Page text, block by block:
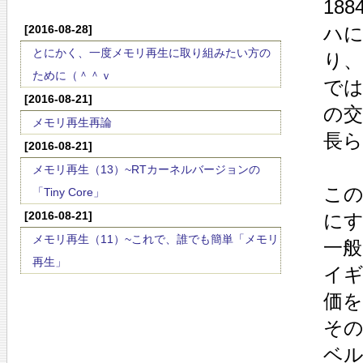
[2016-08-28]
とにかく、一度メモリ再生に取り組みたい方の
ために（＾＾ｖ
[2016-08-21]
メモリ再生再論
[2016-08-21]
メモリ再生（13）~RTカーネルバージョンの
「Tiny Core」
[2016-08-21]
メモリ再生（11）~これで、誰でも簡単「メモリ
再生」
ハ
り
で
の
長
こ
に
一
イ
価
そ
ベ